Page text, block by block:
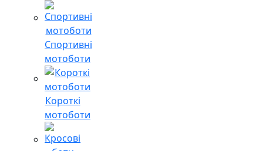
Спортивні
мотоботи
Короткі
мотоботи